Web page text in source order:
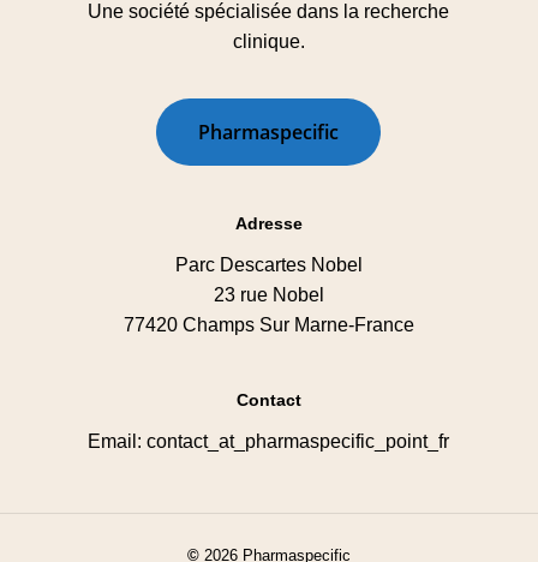
Une société spécialisée dans la recherche
clinique.
Pharmaspecific
Adresse
Parc Descartes Nobel
23 rue Nobel
77420 Champs Sur Marne-France
Contact
Email: contact_at_pharmaspecific_point_fr
© 2026Pharmaspecific